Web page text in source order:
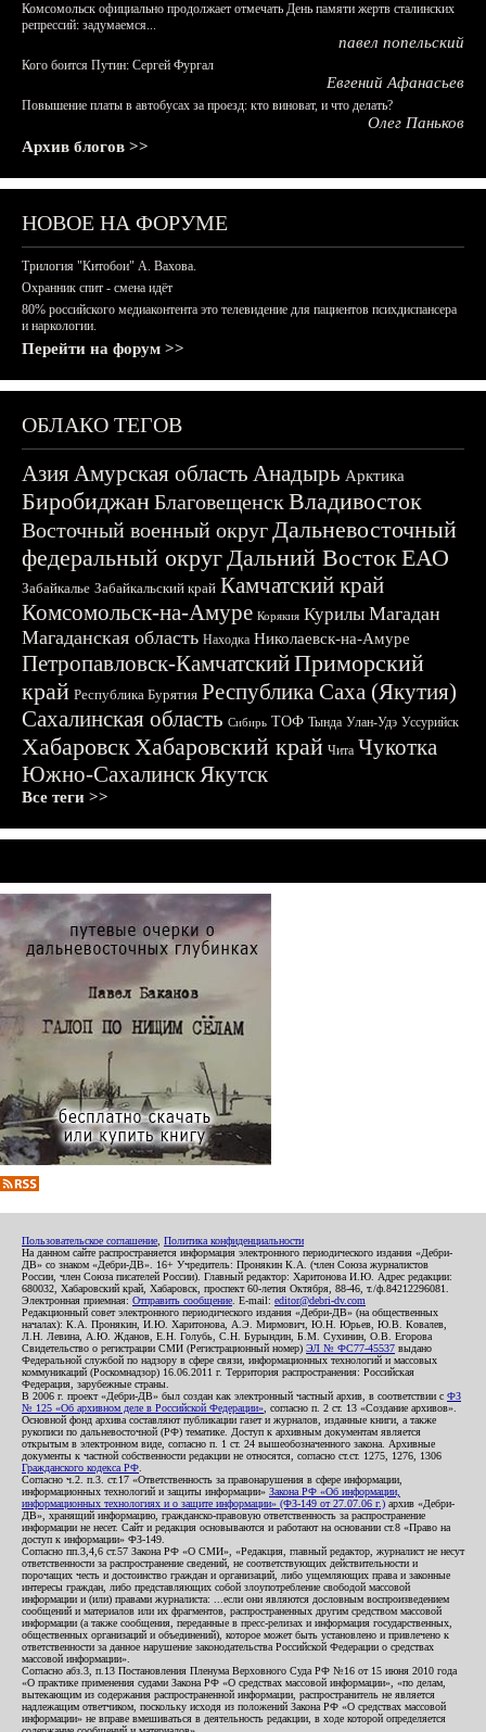
Комсомольск официально продолжает отмечать День памяти жертв сталинских
репрессий: задумаемся...
павел попельский
Кого боится Путин: Сергей Фургал
Евгений Афанасьев
Повышение платы в автобусах за проезд: кто виноват, и что делать?
Олег Паньков
Архив блогов >>
НОВОЕ НА ФОРУМЕ
Трилогия "Китобои" А. Вахова.
Охранник спит - смена идёт
80% российского медиаконтента это телевидение для пациентов психдиспансера
и наркологии.
Перейти на форум >>
ОБЛАКО ТЕГОВ
АзияАмурская область Анадырь Арктика
БиробиджанБлаговещенскВладивосток
Восточный военный округДальневосточный
федеральный округДальний ВостокЕАО
Забайкалье Забайкальский край Камчатский край
Комсомольск-на-Амуре Корякия Курилы Магадан
Магаданская область Находка Николаевск-на-Амуре
Петропавловск-КамчатскийПриморский
край Республика Бурятия Республика Саха (Якутия)
Сахалинская область Сибирь ТОФ Тында Улан-Удэ Уссурийск
ХабаровскХабаровский край Чита Чукотка
Южно-СахалинскЯкутск
Все теги >>
Пользовательское соглашение Политика конфиденциальности
На данном сайте распространяется информация электронного периодического издания «Дебри-
ДВ» со знаком «Дебри-ДВ». 16+ Учредитель: Пронякин К.А. (член Союза журналистов
России, член Союза писателей России). Главный редактор: Харитонова И.Ю. Адрес редакции:
680032, Хабаровский край, Хабаровск, проспект 60-летия Октября, 88-46, т./ф.84212296081.
Электронная приемная: Отправить сообщение . E-mail: editor@debri-dv.com
Редакционный совет электронного периодического издания «Дебри-ДВ» (на общественных
началах): К.А. Пронякин, И.Ю. Харитонова, А.Э. Мирмович, Ю.Н. Юрьев, Ю.В. Ковалев,
Л.Н. Левина, А.Ю. Жданов, Е.Н. Голубь, С.Н. Бурындин, Б.М. Сухинин, О.В. Егорова
Свидетельство о регистрации СМИ (Регистрационный номер) ЭЛ № ФС77-45537 выдано
Федеральной службой по надзору в сфере связи, информационных технологий и массовых
коммуникаций (Роскомнадзор) 16.06.2011 г. Территория распространения: Российская
Федерация, зарубежные страны.
В 2006 г. проект «Дебри-ДВ» был создан как электронный частный архив, в соответствии с ФЗ
№ 125 «Об архивном деле в Российской Федерации» , согласно п. 2 ст. 13 «Создание архивов».
Основной фонд архива составляют публикации газет и журналов, изданные книги, а также
рукописи по дальневосточной (РФ) тематике. Доступ к архивным документам является
открытым в электронном виде, согласно п. 1 ст. 24 вышеобозначенного закона. Архивные
документы к частной собственности редакции не относятся, согласно ст.ст. 1275, 1276, 1306
Гражданского кодекса РФ
Согласно ч.2. п.3. ст.17 «Ответственность за правонарушения в сфере информации,
информационных технологий и защиты информации» Закона РФ «Об информации,
информационных технологиях и о защите информации» (ФЗ-149 от 27.07.06 г.) архив «Дебри-
ДВ», хранящий информацию, гражданско-правовую ответственность за распространение
информации не несет. Сайт и редакция основываются и работают на основании ст.8 «Право на
доступ к информации» ФЗ-149.
Согласно пп.3,4,6 ст.57 Закона РФ «О СМИ», «Редакция, главный редактор, журналист не несут
ответственности за распространение сведений, не соответствующих действительности и
порочащих честь и достоинство граждан и организаций, либо ущемляющих права и законные
интересы граждан, либо представляющих собой злоупотребление свободой массовой
информации и (или) правами журналиста: ...если они являются дословным воспроизведением
сообщений и материалов или их фрагментов, распространенных другим средством массовой
информации (а также сообщения, переданные в пресс-релизах и информация государственных,
общественных организаций и объединений), которое может быть установлено и привлечено к
ответственности за данное нарушение законодательства Российской Федерации о средствах
массовой информации».
Согласно абз.3, п.13 Постановления Пленума Верховного Суда РФ №16 от 15 июня 2010 года
«О практике применения судами Закона РФ «О средствах массовой информации», «по делам,
вытекающим из содержания распространенной информации, распространитель не является
надлежащим ответчиком, поскольку исходя из положений Закона РФ «О средствах массовой
информации» не вправе вмешиваться в деятельность редакции, в ходе которой определяется